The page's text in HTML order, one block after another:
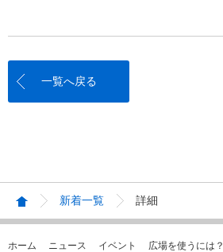
一覧へ戻る
新着一覧 詳細
ホーム ニュース イベント 広場を使うには？